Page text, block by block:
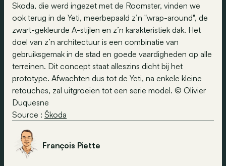
Skoda, die werd ingezet met de Roomster, vinden we
ook terug in de Yeti, meerbepaald z’n "wrap-around", de
zwart-gekleurde A-stijlen en z’n karakteristiek dak. Het
doel van z’n architectuur is een combinatie van
gebruiksgemak in de stad en goede vaardigheden op alle
terreinen. Dit concept staat alleszins dicht bij het
prototype. Afwachten dus tot de Yeti, na enkele kleine
retouches, zal uitgroeien tot een serie model. © Olivier
Duquesne
Source : Škoda
François Piette